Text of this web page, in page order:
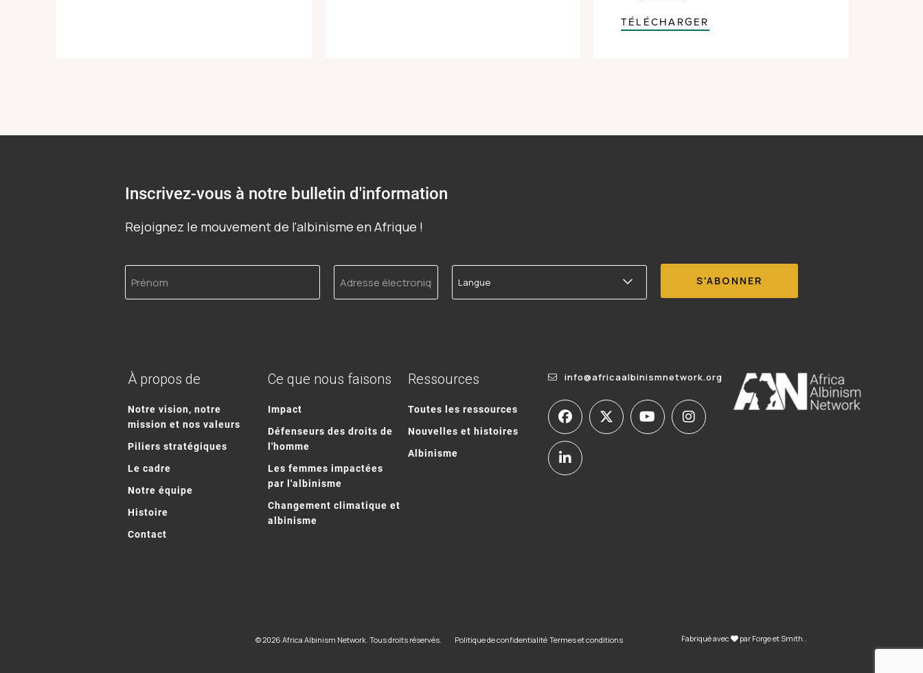
TÉLÉCHARGER
Inscrivez-vous à notre bulletin d'information
Rejoignez le mouvement de l'albinisme en Afrique !
Prénom
Adresse
électronique
Langue
À propos de
Notre vision, notre
mission et nos valeurs
Piliers stratégiques
Le cadre
Notre équipe
Histoire
Contact
Ce que nous faisons
Impact
Défenseurs des droits de
l'homme
Les femmes impactées
par l'albinisme
Changement climatique et
albinisme
Ressources
Toutes les ressources
Nouvelles et histoires
Albinisme
info@africaalbinismnetwork.org
© 2026 Africa Albinism Network. Tous droits réservés. Politique de confidentialité Termes et conditions Fabriqué avec par Forge et Smith..